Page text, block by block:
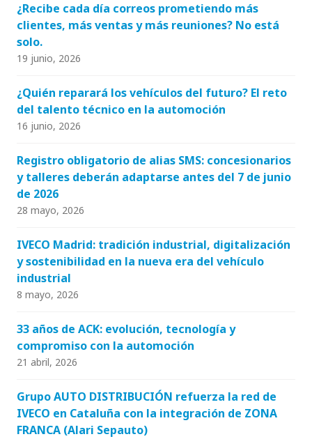
¿Recibe cada día correos prometiendo más
clientes, más ventas y más reuniones? No está
solo.
19 junio, 2026
¿Quién reparará los vehículos del futuro? El reto
del talento técnico en la automoción
16 junio, 2026
Registro obligatorio de alias SMS: concesionarios
y talleres deberán adaptarse antes del 7 de junio
de 2026
28 mayo, 2026
IVECO Madrid: tradición industrial, digitalización
y sostenibilidad en la nueva era del vehículo
industrial
8 mayo, 2026
33 años de ACK: evolución, tecnología y
compromiso con la automoción
21 abril, 2026
Grupo AUTO DISTRIBUCIÓN refuerza la red de
IVECO en Cataluña con la integración de ZONA
FRANCA (Alari Sepauto)